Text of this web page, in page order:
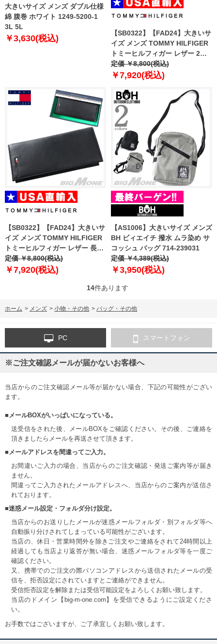
大きいサイズ メンズ ダブル仕様
綿 腹巻 ホワイト 1249-5200-1
3L 5L
￥3,630(税込)
【SB0322】【FAD24】大きいサ
イズ メンズ TOMMY HILFIGER
トミーヒルフィガー レザー 2つ
折り 財布 LEATHER WALLET
USA直輸入 31tl25x020
定価 ￥8,800(税込)
￥7,920(税込)
【SB0322】【FAD24】大きいサ
イズ メンズ TOMMY HILFIGER
トミーヒルフィガー レザー 長財
布 カードケース PASSCASE
WALLET USA直輸入
定価 ￥8,800(税込)
￥7,920(税込)
【AS1006】大きいサイズ メンズ
BH ビィエイチ 撥水 ムラ染め サ
コッシュ バッグ 714-239031
定価 ￥4,389(税込)
￥3,950(税込)
14件あります
ホーム > メンズ > 小物・その他 > バッグ・その他
PC スマートフォン
※ご注文確認メールが届かないお客様へ
当店からのご注文確認メール等が届かない場合、下記の可能性がござい
ます。
■メールBOXがいっぱいになっている。
送受信をされた後、メールBOXをご確認ください。その後、ご連絡を
頂きましたらメールを再送させて頂きます。
■メールアドレスを間違ってご入力。
お間違いご入力の場合、当店からのご注文確認・発送ご案内等が届き
ません。
間違ってご入力されたメールアドレスへ、当店からのご案内が送信さ
れております。
■迷惑メール設定・フォルダ分け設定。
当店からのお送りしたメールが迷惑メールフォルダ・別フォルダ等へ
自動振り分けされてしまっている可能性がございます。
当店の、休日・営業時間外を除きご注文やご連絡をされて24時間以上
経過しても当店より返答が無い場合、迷惑メールフォルダ等を一度ご
確認ください。
又、携帯でのご注文の際パソコンアドレスから送信されたメールの受
信を、拒否設定にされていますとご連絡ができません。
受信拒否設定を解除または受信可能設定をよろしくお願い致します。
当店のドメイン【big-m-one.com】を受信できるようにご設定くださ
い。
お手数ではございますが、ご了承宜しくお願い致します。